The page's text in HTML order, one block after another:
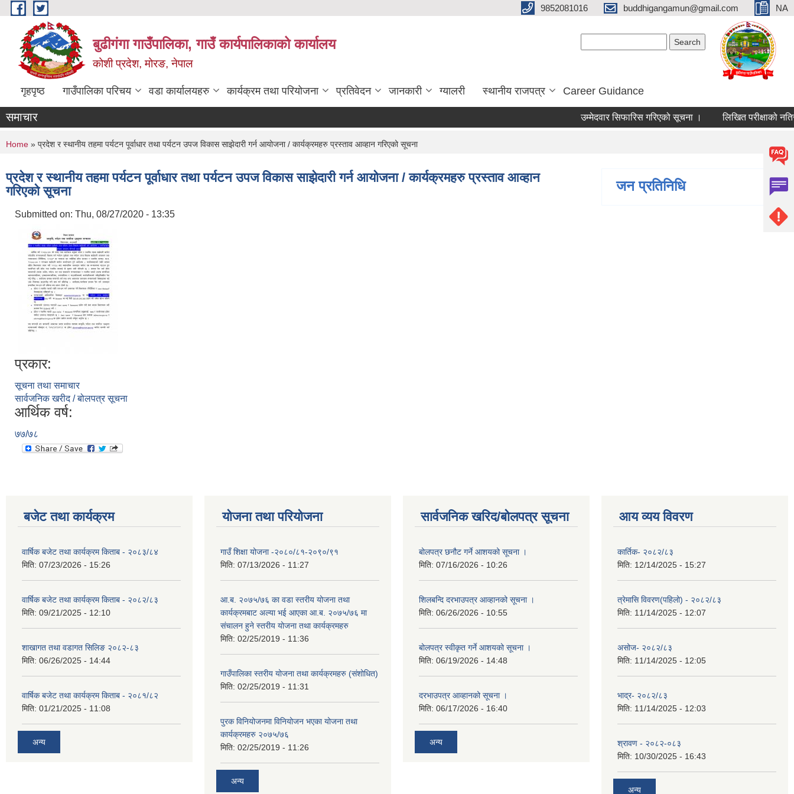
Skip to main content 9852081016 buddhigangamun@gmail.com NA
बुढीगंगा गाउँपालिका, गाउँ कार्यपालिकाको कार्यालय
कोशी प्रदेश, मोरङ, नेपाल
गृहपृष्ठ गाउँपालिका परिचय वडा कार्यालयहरु कार्यक्रम तथा परियोजना प्रतिवेदन जानकारी ग्यालरी स्थानीय राजपत्र Career Guidance
समाचार उम्मेदवार सिफारिस गरिएको सूचना । लिखित परीक्षाको
You are here
Home » प्रदेश र स्थानीय तहमा पर्यटन पूर्वाधार तथा पर्यटन उपज विकास साझेदारी गर्न आयोजना / कार्यक्रमहरु प्रस्ताव आव्हान गरिएको सूचना
प्रदेश र स्थानीय तहमा पर्यटन पूर्वाधार तथा पर्यटन उपज विकास साझेदारी गर्न आयोजना / कार्यक्रमहरु प्रस्ताव आव्हान
गरिएको सूचना
Submitted on: Thu, 08/27/2020 - 13:35
प्रकार:
सूचना तथा समाचार
सार्वजनिक खरीद / बोलपत्र सूचना
आर्थिक वर्ष:
७७/७८
जन प्रतिनिधि
बजेट तथा कार्यक्रम
वार्षिक बजेट तथा कार्यक्रम किताब - २०८३/८४
मिति: 07/23/2026 - 15:26
वार्षिक बजेट तथा कार्यक्रम किताब - २०८२/८३
मिति: 09/21/2025 - 12:10
शाखागत तथा वडागत सिलिङ २०८२-८३
मिति: 06/26/2025 - 14:44
वार्षिक बजेट तथा कार्यक्रम किताब - २०८१/८२
मिति: 01/21/2025 - 11:08
अन्य
योजना तथा परियोजना
गाउँ शिक्षा योजना -२०८०/८१-२०९०/९१
मिति: 07/13/2026 - 11:27
आ.ब. २०७५/७६ का वडा स्तरीय योजना तथा
कार्यक्रमबाट अल्या भई आएका आ.ब. २०७५/७६ मा
स‌ंचालन हुने स्तरीय योजना तथा कार्यक्रमहरु
मिति: 02/25/2019 - 11:36
गाउँपालिका स्तरीय योजना तथा कार्यक्रमहरु (स‌ंशोधित)
मिति: 02/25/2019 - 11:31
पुरक विनियोजनमा विनियोजन भएका योजना तथा
कार्यक्रमहरु २०७५/७६
मिति: 02/25/2019 - 11:26
अन्य
सार्वजनिक खरिद/बोलपत्र सूचना
बोलपत्र छनौट गर्ने आशयको सूचना ।
मिति: 07/16/2026 - 10:26
शिलबन्दि दरभाउपत्र आव्हानको सूचना ।
मिति: 06/26/2026 - 10:55
बोलपत्र स्वीकृत गर्ने आशयको सूचना ।
मिति: 06/19/2026 - 14:48
दरभाउपत्र आव्हानको सूचना ।
मिति: 06/17/2026 - 16:40
अन्य
आय व्यय विवरण
कार्तिक- २०८२/८३
मिति: 12/14/2025 - 15:27
त्रेमासि विवरण(पहिलो) - २०८२/८३
मिति: 11/14/2025 - 12:07
असोज- २०८२/८३
मिति: 11/14/2025 - 12:05
भाद्र- २०८२/८३
मिति: 11/14/2025 - 12:03
श्रावण - २०८२-०८३
मिति: 10/30/2025 - 16:43
अन्य